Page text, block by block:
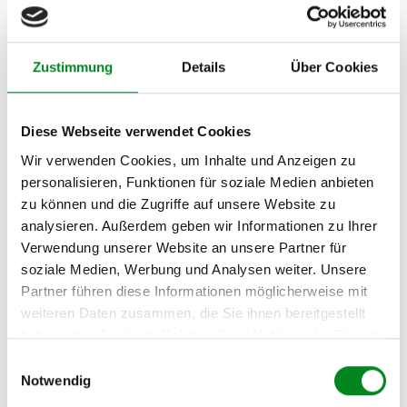
Zustimmung Details Über Cookies
Diese Webseite verwendet Cookies
Wir verwenden Cookies, um Inhalte und Anzeigen zu
personalisieren, Funktionen für soziale Medien anbieten
zu können und die Zugriffe auf unsere Website zu
analysieren. Außerdem geben wir Informationen zu Ihrer
Verwendung unserer Website an unsere Partner für
soziale Medien, Werbung und Analysen weiter. Unsere
Partner führen diese Informationen möglicherweise mit
weiteren Daten zusammen, die Sie ihnen bereitgestellt
haben oder die sie im Rahmen Ihrer Nutzung der Dienste
Notwendig
Limousine (DA_) 1.8 GDI
MITSUBISHI CARISMA
Limousine (DA_) 1.9 DI-D
MITSUBISHI CARISMA
Stufenheck (DA_) 2.0 16V
GT EVO VI/VII
Zur exakten Fahrzeug-Identifizierung können Sie auch unseren
Support kontaktieren (Chat, Telefon oder E-Mail).
Wir benötigen folgende Fahrzeugdaten:
(2.1) und zu 3 (2.2) oder Fahrgestellnummer.
Fahrzeug-Suche für AT-Servopumpen